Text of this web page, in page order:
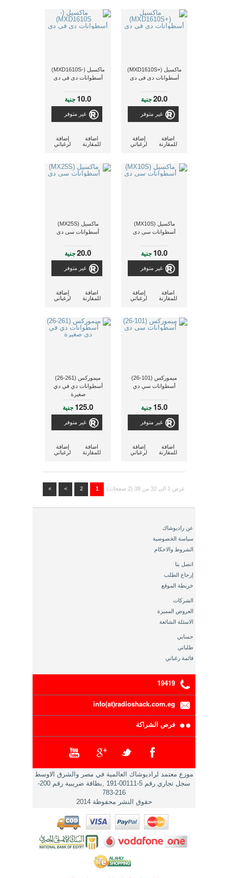
ماكسيل (+MXD1610S)
أسطوانات دى فى دى
20.0جنية
غير متوفر
إضافة
لرغباتي
اضافة
للمقارنة
ماكسيل (-MXD1610S)
أسطوانات دى فى دى
10.0 جنية
غير متوفر
إضافة
لرغباتي
اضافة
للمقارنة
ماكسيل (MX10S)
أسطوانات سى دى
10.0 جنية
غير متوفر
إضافة
لرغباتي
اضافة
للمقارنة
ماكسيل (MX25S)
أسطوانات سى دى
20.0جنية
غير متوفر
إضافة
لرغباتي
اضافة
للمقارنة
ميموركس (101-26)
أسطوانات سي دي
15.0 جنية
غير متوفر
إضافة
لرغباتي
اضافة
للمقارنة
ميموركس (261-26)
أسطوانات دي في دي
صغيرة
125.0 جنية
غير متوفر
إضافة
لرغباتي
اضافة
للمقارنة
1
2
>
» عرض 1 الى 32 من 38 (2 صفحات)
عن راديوشاك
سياسة الخصوصية
الشروط والاحكام
اتصل بنا
إرجاع الطلب
خريطة الموقع
الشركات
العروض المميزة
الاسئلة الشائعة
حسابي
طلباتي
قائمة رغباتي
19419
info(at)radioshack.com.eg
فرص الشراكة
موزع معتمد لراديوشاك العالمية في مصر والشرق الاوسط
سجل تجاري رقم 5-00111-191 ,بطاقة ضريبية رقم 200-
216-783
حقوق النشر محفوظة 2014